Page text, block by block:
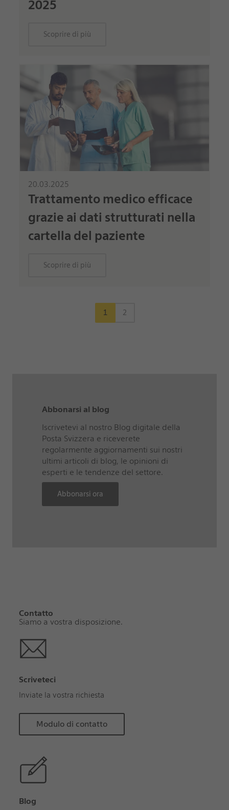
2025
Scoprire di più
20.03.2025
Trattamento medico efficace
grazie ai dati strutturati nella
cartella del paziente
Scoprire di più
1 2
Abbonarsi al blog
Iscrivetevi al nostro Blog digitale della
Posta Svizzera e riceverete
regolarmente aggiornamenti sui nostri
ultimi articoli di blog, le opinioni di
esperti e le tendenze del settore.
Abbonarsi ora
Contatto
Siamo a vostra disposizione.
Scriveteci
Inviate la vostra richiesta
Modulo di contatto
Blog